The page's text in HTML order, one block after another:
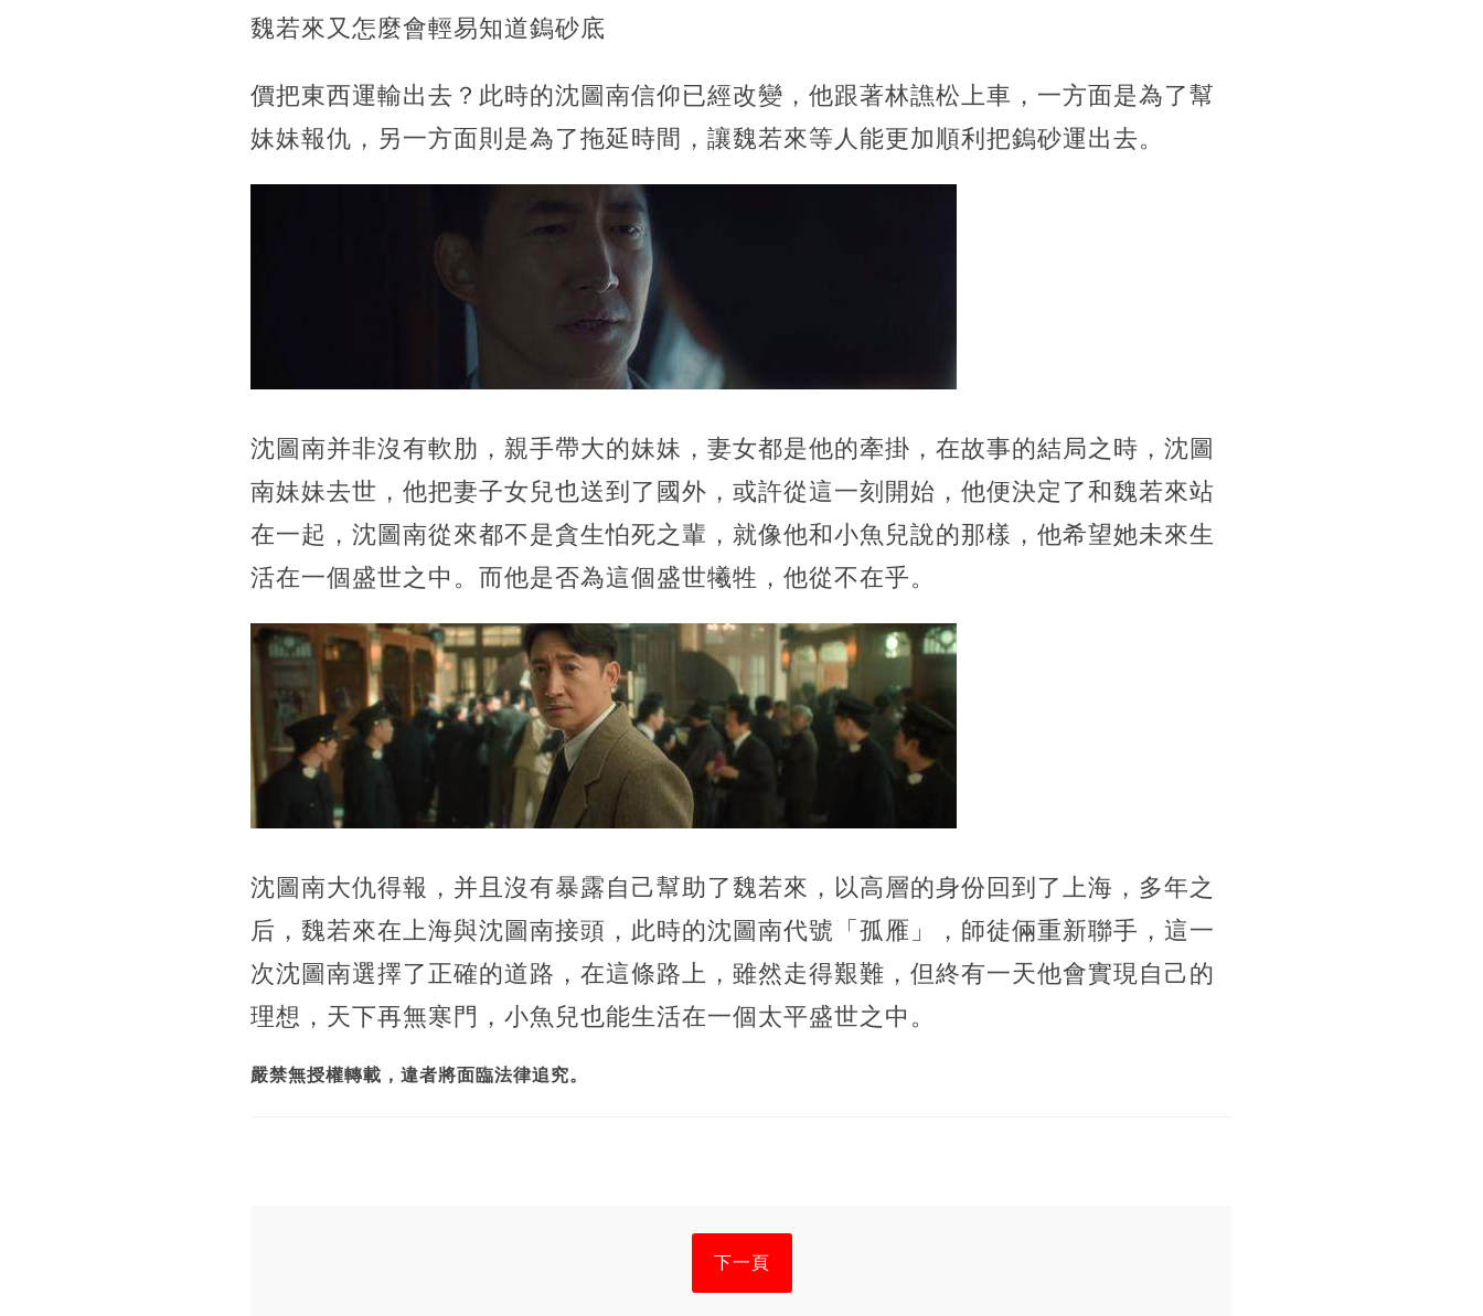
魏若來又怎麼會輕易知道鎢砂底
價把東西運輸出去？此時的沈圖南信仰已經改變，他跟著林譙松上車，一方面是為了幫
妹妹報仇，另一方面則是為了拖延時間，讓魏若來等人能更加順利把鎢砂運出去。
沈圖南并非沒有軟肋，親手帶大的妹妹，妻女都是他的牽掛，在故事的結局之時，沈圖
南妹妹去世，他把妻子女兒也送到了國外，或許從這一刻開始，他便決定了和魏若來站
在一起，沈圖南從來都不是貪生怕死之輩，就像他和小魚兒說的那樣，他希望她未來生
活在一個盛世之中。而他是否為這個盛世犧牲，他從不在乎。
沈圖南大仇得報，并且沒有暴露自己幫助了魏若來，以高層的身份回到了上海，多年之
后，魏若來在上海與沈圖南接頭，此時的沈圖南代號「孤雁」，師徒倆重新聯手，這一
次沈圖南選擇了正確的道路，在這條路上，雖然走得艱難，但終有一天他會實現自己的
理想，天下再無寒門，小魚兒也能生活在一個太平盛世之中。
嚴禁無授權轉載，違者將面臨法律追究。
下一頁